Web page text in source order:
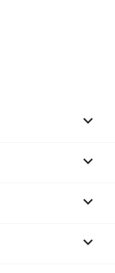



keyboard_arrow_down